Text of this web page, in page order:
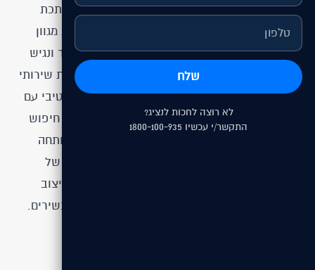
שלח
לא רוצה לחכות לנציג?
התקשר/י עכשיו 1800-100-935
מתכות, חברה המתמחה בייצור ומכירה של מוצרי מתכת
ופתרונות הנדסיים. האתר נבנה כך שיוכל להציג את מגוון
המוצרים והשירותים של החברה באופן מסודר, ברור ונגיש
ללקוחות פוטנציאליים ותעשייתיים כאחד. באמצעות שירותי
בניית אתריםהושם דגש על יצירת קטלוג אינטראקטיבי עם
תמונות מקצועיות, פירוט טכני של מוצרים ומערכת חיפוש
מתקדמת שמאפשרת ניווט מהיר וממוקד. בנוסף, פותחה
תשתית ניהול תוכן גמישה, המאפשרת עדכון שוטף של
המוצרים, מחירים ופרטים טכניים, תוך שמירה על עיצוב
מקצועי, מודרני וחוויית משתמש נוחה לכל סוגי המכשירים.